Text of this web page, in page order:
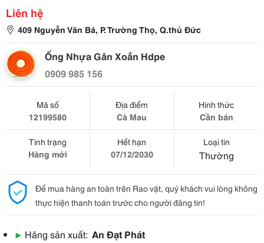
Liên hệ
409 Nguyễn Văn Bá, P. Trường Thọ, Q.thủ Đức
Ống Nhựa Gân Xoắn Hdpe
0909 985 156
Mã số
12199580
Địa điểm
Cà Mau
Hình thức
Cần bán
Tình trạng
Hàng mới
Hết hạn
07/12/2030
Loại tin
Thường
Để mua hàng an toàn trên Rao vặt, quý khách vui lòng không
thực hiện thanh toán trước cho người đăng tin!
▶ Hãng sản xuất: An Đạt Phát